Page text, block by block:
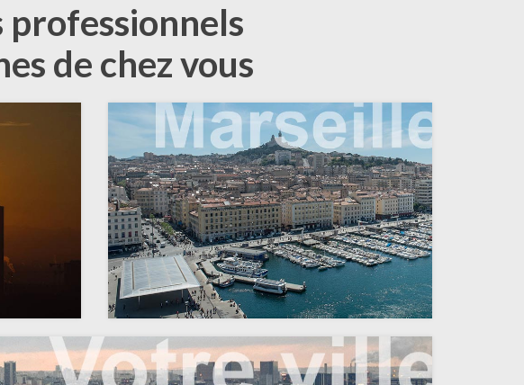
professionnels
de chez vous